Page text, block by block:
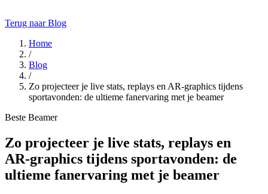
Terug naar Blog
Home
/
Blog
/
Zo projecteer je live stats, replays en AR‑graphics tijdens
sportavonden: de ultieme fanervaring met je beamer
Beste Beamer
Zo projecteer je live stats, replays en
AR‑graphics tijdens sportavonden: de
ultieme fanervaring met je beamer